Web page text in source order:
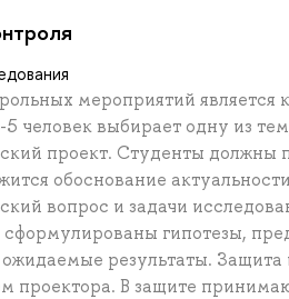
мероприятий является
5 человек выбирает одну из
проект. Студенты должны
обоснование
вопрос и задачи
гипотезы,
результаты.
проектора. В защите